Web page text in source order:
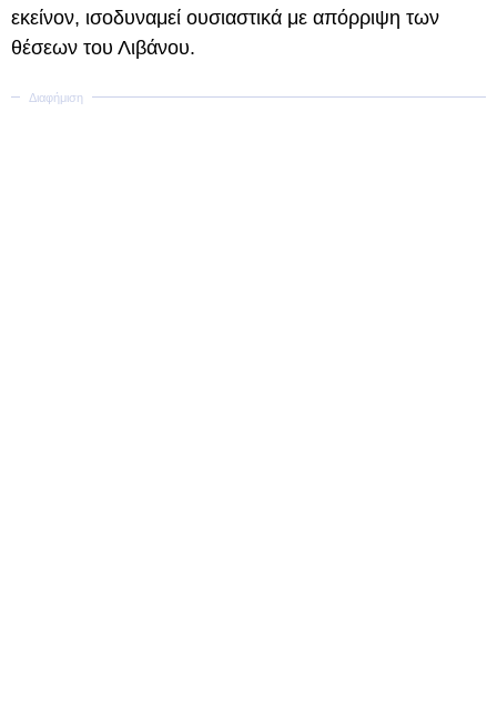
εκείνον, ισοδυναμεί ουσιαστικά με απόρριψη των
θέσεων του Λιβάνου.